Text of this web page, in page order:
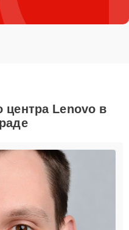
центра Lenovo в